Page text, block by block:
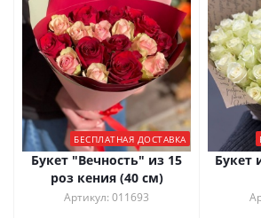
БЕСПЛАТНАЯ ДОСТАВКА
Букет "Вечность" из 15
роз кения (40 см)
Артикул: 011693
Букет